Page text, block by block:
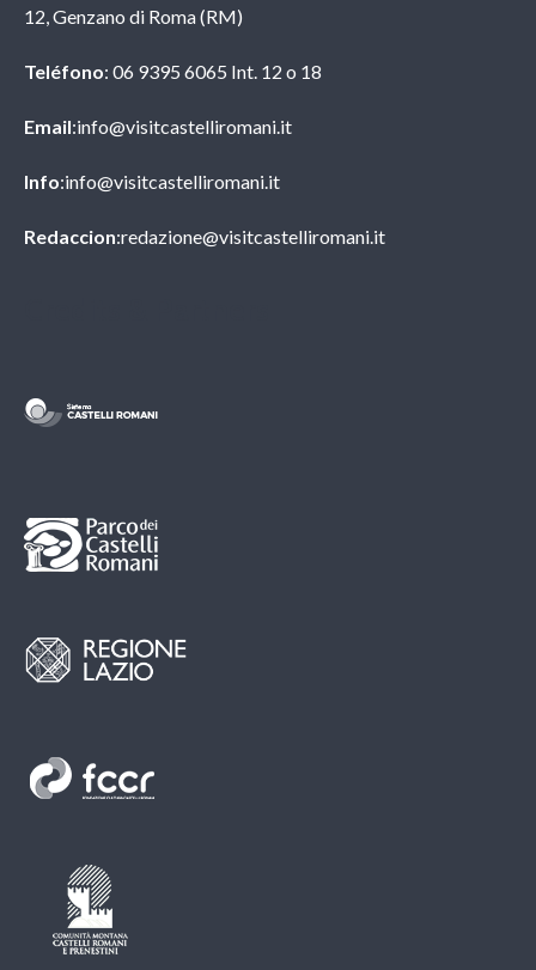
12, Genzano di Roma (RM)
Teléfono: 06 9395 6065 Int. 12 o 18
Email:info@visitcastelliromani.it
Info:info@visitcastelliromani.it
Redaccion:redazione@visitcastelliromani.it